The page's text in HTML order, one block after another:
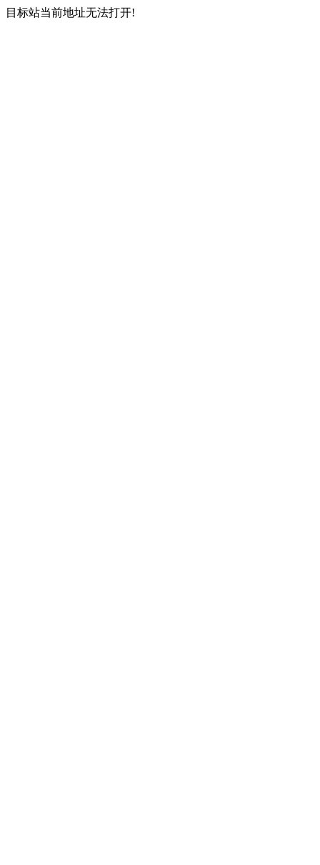
目标站当前地址无法打开!